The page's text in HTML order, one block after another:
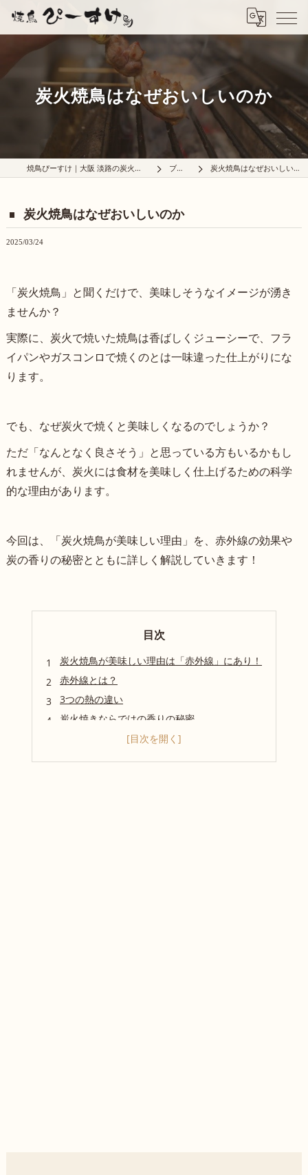
炭火焼鳥はなぜおいしいのか
焼鳥ぴーすけ｜大阪 淡路の炭火焼鳥屋 ブログ 炭火焼鳥はなぜおいしいのか
炭火焼鳥はなぜおいしいのか
2025/03/24
「炭火焼鳥」と聞くだけで、美味しそうなイメージが湧き
ませんか？
実際に、炭火で焼いた焼鳥は香ばしくジューシーで、フラ
イパンやガスコンロで焼くのとは一味違った仕上がりにな
ります。
でも、なぜ炭火で焼くと美味しくなるのでしょうか？
ただ「なんとなく良さそう」と思っている方もいるかもし
れませんが、炭火には食材を美味しく仕上げるための科学
的な理由があります。
今回は、「炭火焼鳥が美味しい理由」を、赤外線の効果や
炭の香りの秘密とともに詳しく解説していきます！
目次
炭火焼鳥が美味しい理由は「赤外線」にあり！
赤外線とは？
3つの熱の違い
炭火焼きならではの香りの秘密